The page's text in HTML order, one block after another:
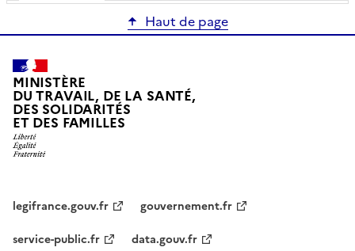
Haut de page
MINISTÈRE
DU TRAVAIL, DE LA SANTÉ,
DES SOLIDARITÉS
ET DES FAMILLES
legifrance.gouv.fr
gouvernement.fr
service-public.fr
data.gouv.fr